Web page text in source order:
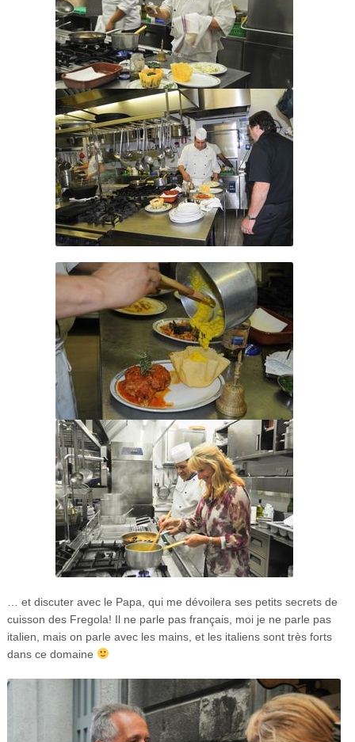
… et discuter avec le Papa, qui me dévoilera ses petits secrets de
cuisson des Fregola! Il ne parle pas français, moi je ne parle pas
italien, mais on parle avec les mains, et les italiens sont très forts
dans ce domaine